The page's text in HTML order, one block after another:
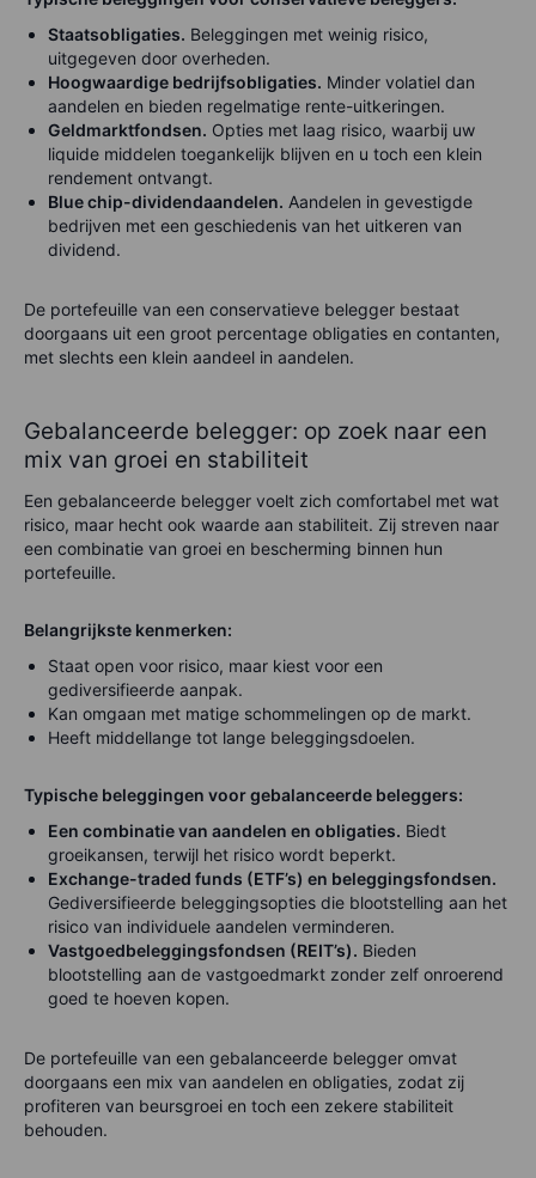
Staatsobligaties. Beleggingen met weinig risico,
uitgegeven door overheden.
Hoogwaardige bedrijfsobligaties. Minder volatiel dan
aandelen en bieden regelmatige rente-uitkeringen.
Geldmarktfondsen. Opties met laag risico, waarbij uw
liquide middelen toegankelijk blijven en u toch een klein
rendement ontvangt.
Blue chip-dividendaandelen. Aandelen in gevestigde
bedrijven met een geschiedenis van het uitkeren van
dividend.
De portefeuille van een conservatieve belegger bestaat
doorgaans uit een groot percentage obligaties en contanten,
met slechts een klein aandeel in aandelen.
Gebalanceerde belegger: op zoek naar een
mix van groei en stabiliteit
Een gebalanceerde belegger voelt zich comfortabel met wat
risico, maar hecht ook waarde aan stabiliteit. Zij streven naar
een combinatie van groei en bescherming binnen hun
portefeuille.
Belangrijkste kenmerken:
Staat open voor risico, maar kiest voor een
gediversifieerde aanpak.
Kan omgaan met matige schommelingen op de markt.
Heeft middellange tot lange beleggingsdoelen.
Typische beleggingen voor gebalanceerde beleggers:
Een combinatie van aandelen en obligaties. Biedt
groeikansen, terwijl het risico wordt beperkt.
Exchange-traded funds (ETF’s) en beleggingsfondsen.
Gediversifieerde beleggingsopties die blootstelling aan het
risico van individuele aandelen verminderen.
Vastgoedbeleggingsfondsen (REIT’s). Bieden
blootstelling aan de vastgoedmarkt zonder zelf onroerend
goed te hoeven kopen.
De portefeuille van een gebalanceerde belegger omvat
doorgaans een mix van aandelen en obligaties, zodat zij
profiteren van beursgroei en toch een zekere stabiliteit
behouden.